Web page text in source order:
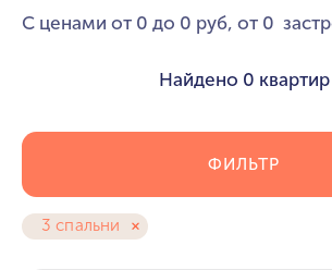
С ценами от 0 до 0 руб, от 0
Найдено 0 квартир
3 спальни
ФИЛЬТР